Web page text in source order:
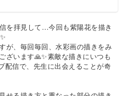
を拝見して…今回も紫陽花を描き
が、毎回毎回、水彩画の描きをみ
ざいます🙏✨素敵な描きにいつも
配信で、先生に出会えることが奇